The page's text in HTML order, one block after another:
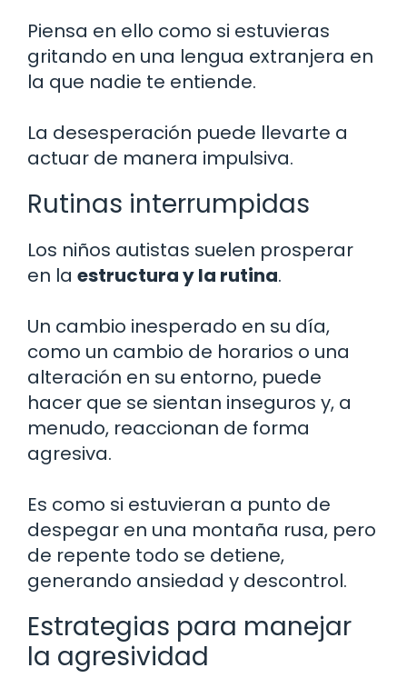
Piensa en ello como si estuvieras
gritando en una lengua extranjera en
la que nadie te entiende.
La desesperación puede llevarte a
actuar de manera impulsiva.
Rutinas interrumpidas
Los niños autistas suelen prosperar
en la estructura y la rutina.
Un cambio inesperado en su día,
como un cambio de horarios o una
alteración en su entorno, puede
hacer que se sientan inseguros y, a
menudo, reaccionan de forma
agresiva.
Es como si estuvieran a punto de
despegar en una montaña rusa, pero
de repente todo se detiene,
generando ansiedad y descontrol.
Estrategias para manejar
la agresividad